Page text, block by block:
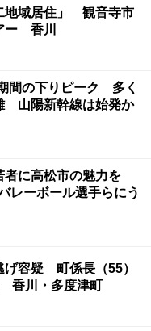
地域居住」 観音寺市
ー 香川
間の下りピーク 多く
山陽新幹線は始発か
者に高松市の魅力を
レーボール選手らにう
げ容疑 町係長（55）
香川・多度津町